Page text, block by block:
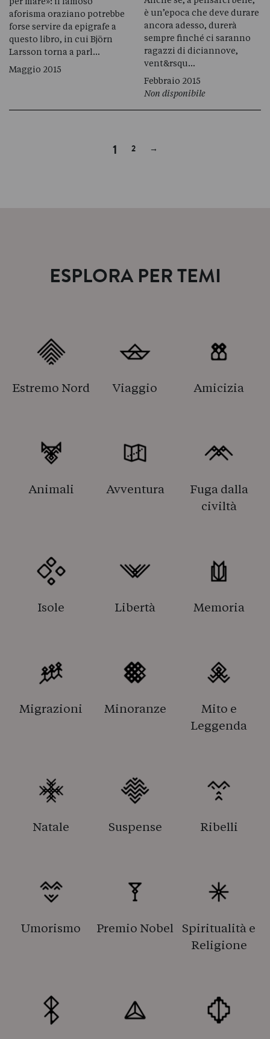
aforisma oraziano potrebbe
forse servire da epigrafe a
questo libro, in cui Björn
Larsson torna a parl…
Maggio 2015
è un’epoca che deve durare
ancora adesso, durerà
sempre finché ci saranno
ragazzi di diciannove,
vent&rsqu…
Febbraio 2015
Non disponibile
1 2 →
ESPLORA PER TEMI
Estremo Nord Viaggio Amicizia
Animali Avventura
Fuga dalla
civiltà
Isole Libertà Memoria
Migrazioni Minoranze
Mito e
Leggenda
Natale Suspense Ribelli
Umorismo Premio Nobel
Spiritualità e
Religione